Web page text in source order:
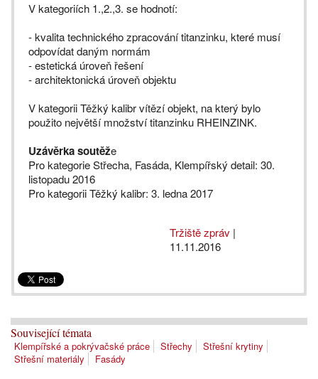
V kategoriích 1.,2.,3. se hodnotí:
- kvalita technického zpracování titanzinku, které musí
odpovídat daným normám
- estetická úroveň řešení
- architektonická úroveň objektu
V kategorii Těžký kalibr vítězí objekt, na který bylo
použito největší množství titanzinku RHEINZINK.
Uzávěrka soutěže
Pro kategorie Střecha, Fasáda, Klempířský detail: 30.
listopadu 2016
Pro kategorii Těžký kalibr: 3. ledna 2017
Tržiště zpráv |
11.11.2016
Související témata
Klempířské a pokrývačské práce Střechy
Střešní krytiny
Střešní materiály
Fasády